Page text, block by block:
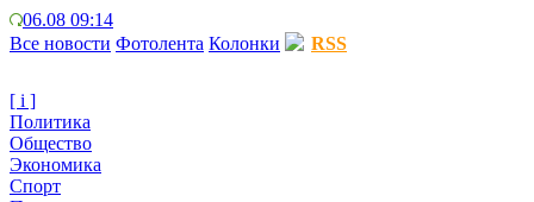
06.08 09:14
Все новости Фотолента Колонки RSS
[ i ]
Политика
Общество
Экономика
Спорт